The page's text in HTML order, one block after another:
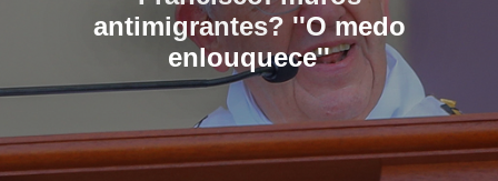
antimigrantes? ''O medo
enlouquece''